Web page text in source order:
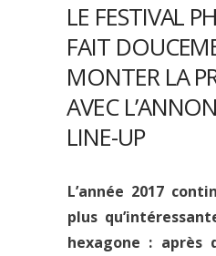
LE FESTIVAL
FAIT
MONTER LA
AVEC
LINE-UP
L’année 2017
plus
hexagone : après